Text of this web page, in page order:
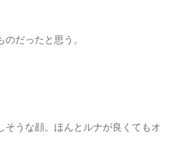
だったと思う。
そうな顔。ほんとルナが良くてもオ